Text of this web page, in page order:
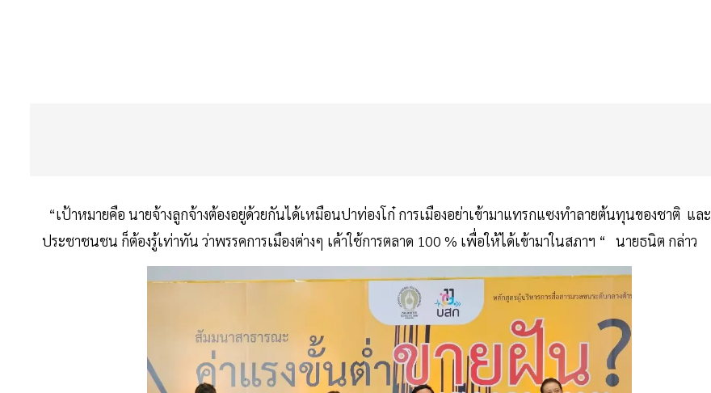
“เป้าหมายคือ นายจ้างลูกจ้างต้องอยู่ด้วยกันได้เหมือนปาท่องโก๋ การเมืองอย่าเข้ามาแทรกแซงทำลายต้นทุนของชาติ และ
ประชาชนชน ก็ต้องรู้เท่าทัน ว่าพรรคการเมืองต่างๆ เค้าใช้การตลาด 100 % เพื่อให้ได้เข้ามาในสภาฯ “ นายธนิต กล่าว